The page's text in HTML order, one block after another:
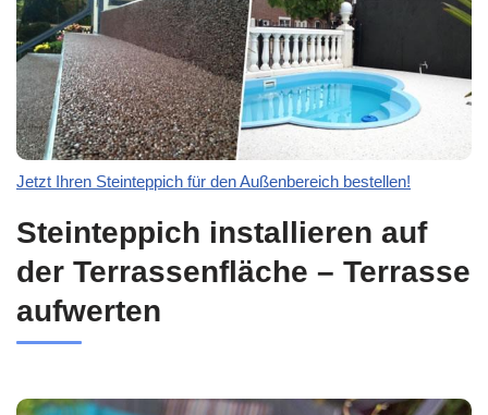
Jetzt Ihren Steinteppich für den Außenbereich bestellen!
Steinteppich installieren auf
der Terrassenfläche – Terrasse
aufwerten